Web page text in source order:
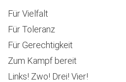
Für Vielfalt
Für Toleranz
Für Gerechtigkeit
Zum Kampf bereit
Links! Zwo! Drei! Vier!